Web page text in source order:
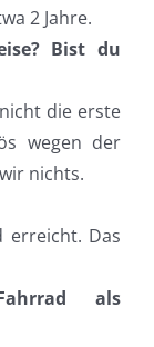
2 Jahre.
Bist du
die erste
wegen der
nichts.
erreicht. Das
als